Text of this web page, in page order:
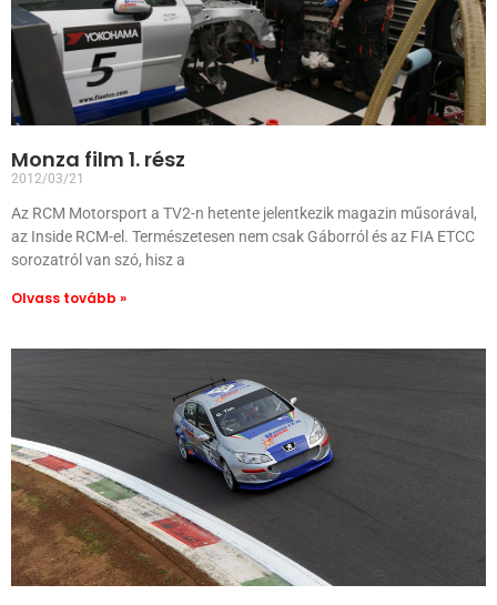
Monza film 1. rész
2012/03/21
Az RCM Motorsport a TV2-n hetente jelentkezik magazin műsorával,
az Inside RCM-el. Természetesen nem csak Gáborról és az FIA ETCC
sorozatról van szó, hisz a
Olvass tovább »